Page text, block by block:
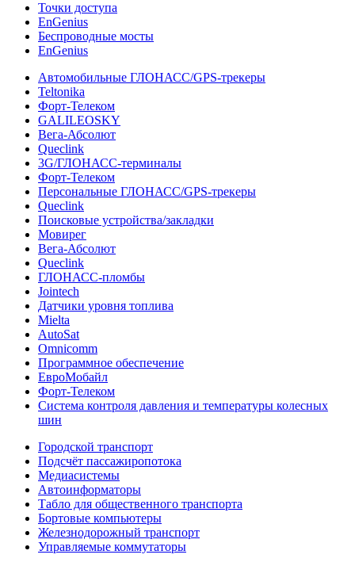
Точки доступа
EnGenius
Беспроводные мосты
EnGenius
Автомобильные ГЛОНАСС/GPS-трекеры
Teltonika
Форт-Телеком
GALILEOSKY
Вега-Абсолют
Queclink
3G/ГЛОНАСС-терминалы
Форт-Телеком
Персональные ГЛОНАСС/GPS-трекеры
Queclink
Поисковые устройства/закладки
Мовирег
Вега-Абсолют
Queclink
ГЛОНАСС-пломбы
Jointech
Датчики уровня топлива
Mielta
AutoSat
Omnicomm
Программное обеспечение
ЕвроМобайл
Форт-Телеком
Система контроля давления и температуры колесных
шин
Городской транспорт
Подсчёт пассажиропотока
Медиасистемы
Автоинформаторы
Табло для общественного транспорта
Бортовые компьютеры
Железнодорожный транспорт
Управляемые коммутаторы